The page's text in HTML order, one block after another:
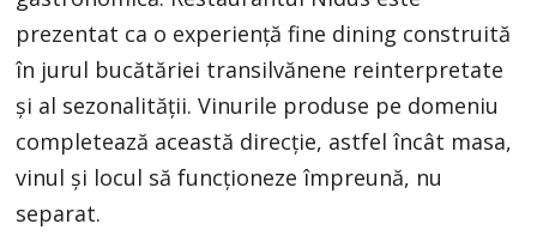
prezentat ca o experiență fine dining construită
în jurul bucătăriei transilvănene reinterpretate
și al sezonalității. Vinurile produse pe domeniu
completează această direcție, astfel încât masa,
vinul și locul să funcționeze împreună, nu
separat.